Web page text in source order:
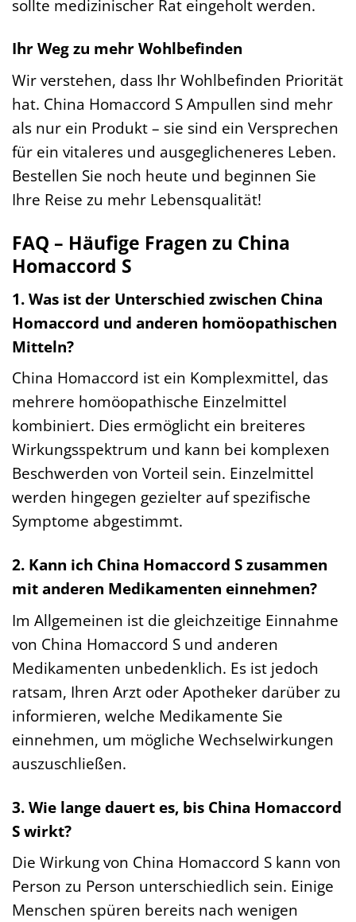
sollte medizinischer Rat eingeholt werden.
Ihr Weg zu mehr Wohlbefinden
Wir verstehen, dass Ihr Wohlbefinden Priorität
hat. China Homaccord S Ampullen sind mehr
als nur ein Produkt – sie sind ein Versprechen
für ein vitaleres und ausgeglicheneres Leben.
Bestellen Sie noch heute und beginnen Sie
Ihre Reise zu mehr Lebensqualität!
FAQ – Häufige Fragen zu China
Homaccord S
1. Was ist der Unterschied zwischen China
Homaccord und anderen homöopathischen
Mitteln?
China Homaccord ist ein Komplexmittel, das
mehrere homöopathische Einzelmittel
kombiniert. Dies ermöglicht ein breiteres
Wirkungsspektrum und kann bei komplexen
Beschwerden von Vorteil sein. Einzelmittel
werden hingegen gezielter auf spezifische
Symptome abgestimmt.
2. Kann ich China Homaccord S zusammen
mit anderen Medikamenten einnehmen?
Im Allgemeinen ist die gleichzeitige Einnahme
von China Homaccord S und anderen
Medikamenten unbedenklich. Es ist jedoch
ratsam, Ihren Arzt oder Apotheker darüber zu
informieren, welche Medikamente Sie
einnehmen, um mögliche Wechselwirkungen
auszuschließen.
3. Wie lange dauert es, bis China Homaccord
S wirkt?
Die Wirkung von China Homaccord S kann von
Person zu Person unterschiedlich sein. Einige
Menschen spüren bereits nach wenigen